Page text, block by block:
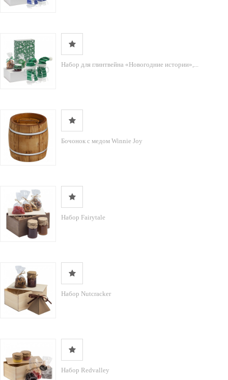
Набор для глинтвейна «Новогодние истории»,...
Бочонок с медом Winnie Joy
Набор Fairytale
Набор Nutcracker
Набор Redvalley